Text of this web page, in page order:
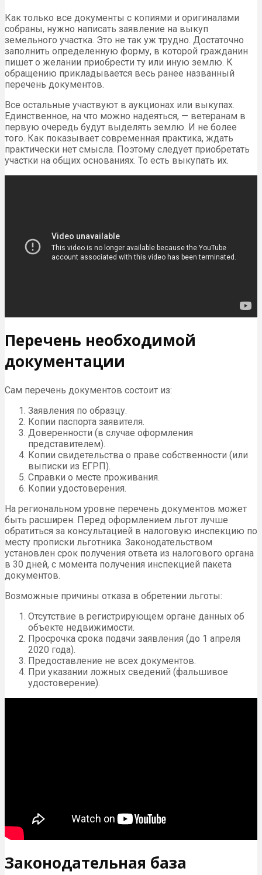
Как только все документы с копиями и оригиналами
собраны, нужно написать заявление на выкуп
земельного участка. Это не так уж трудно. Достаточно
заполнить определенную форму, в которой гражданин
пишет о желании приобрести ту или иную землю. К
обращению прикладывается весь ранее названный
перечень документов.
Все остальные участвуют в аукционах или выкупах.
Единственное, на что можно надеяться, — ветеранам в
первую очередь будут выделять землю. И не более
того. Как показывает современная практика, ждать
практически нет смысла. Поэтому следует приобретать
участки на общих основаниях. То есть выкупать их.
Перечень необходимой
документации
Сам перечень документов состоит из:
Заявления по образцу.
Копии паспорта заявителя.
Доверенности (в случае оформления
представителем).
Копии свидетельства о праве собственности (или
выписки из ЕГРП).
Справки о месте проживания.
Копии удостоверения.
На региональном уровне перечень документов может
быть расширен. Перед оформлением льгот лучше
обратиться за консультацией в налоговую инспекцию по
месту прописки льготника. Законодательством
установлен срок получения ответа из налогового органа
в 30 дней, с момента получения инспекцией пакета
документов.
Возможные причины отказа в обретении льготы:
Отсутствие в регистрирующем органе данных об
объекте недвижимости.
Просрочка срока подачи заявления (до 1 апреля
2020 года).
Предоставление не всех документов.
При указании ложных сведений (фальшивое
удостоверение).
Законодательная база